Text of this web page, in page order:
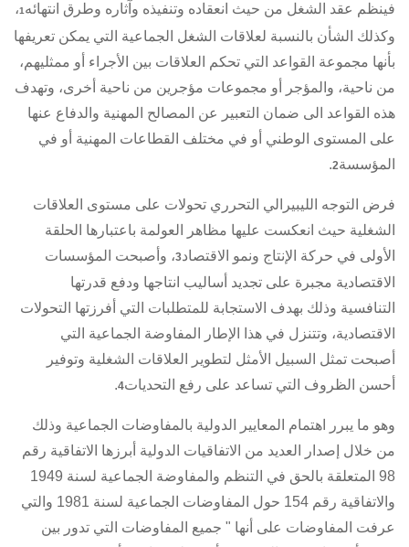
فينظم عقد الشغل من حيث انعقاده وتنفيذه وآثاره وطرق انتهائه 1،
وكذلك الشأن بالنسبة لعلاقات الشغل الجماعية التي يمكن تعريفها
بأنها مجموعة القواعد التي تحكم العلاقات بين الأجراء أو ممثليهم،
من ناحية، والمؤجر أو مجموعات مؤجرين من ناحية أخرى، وتهدف
هذه القواعد الى ضمان التعبير عن المصالح المهنية والدفاع عنها
على المستوى الوطني أو في مختلف القطاعات المهنية أو في
المؤسسة2
.
فرض التوجه الليبيرالي التحرري تحولات على مستوى العلاقات
الشغلية حيث انعكست عليها مظاهر العولمة باعتبارها الحلقة
الأولى في حركة الإنتاج ونمو الاقتصاد3، وأصبحت المؤسسات
الاقتصادية مجبرة على تجديد أساليب انتاجها ودفع قدرتها
التنافسية وذلك بهدف الاستجابة للمتطلبات التي أفرزتها التحولات
الاقتصادية، وتتنزل في هذا الإطار المفاوضة الجماعية التي
أصبحت تمثل السبيل الأمثل لتطوير العلاقات الشغلية وتوفير
أحسن الظروف التي تساعد على رفع التحديات4
.
وهو ما يبرر اهتمام المعايير الدولية بالمفاوضات الجماعية وذلك
من خلال إصدار العديد من الاتفاقيات الدولية أبرزها الاتفاقية رقم
98 المتعلقة بالحق في التنظم والمفاوضة الجماعية لسنة 1949
و الاتفاقية رقم 154 حول المفاوضات الجماعية لسنة 1981
والتي
عرفت المفاوضات على أنها " جميع المفاوضات التي تدور بين